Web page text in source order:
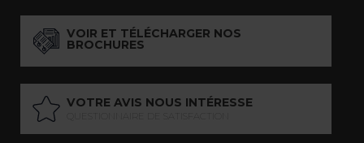
VOIR ET TÉLÉCHARGER NOS
BROCHURES
VOTRE AVIS NOUS INTÉRESSE